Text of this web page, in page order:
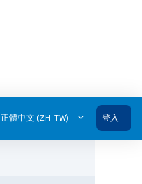
正體中文 ‎(ZH_TW)‎ 登入